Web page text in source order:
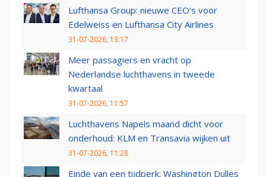
Lufthansa Group: nieuwe CEO’s voor
Edelweiss en Lufthansa City Airlines
31-07-2026, 13:17
Meer passagiers en vracht op
Nederlandse luchthavens in tweede
kwartaal
31-07-2026, 11:57
Luchthavens Napels maand dicht voor
onderhoud: KLM en Transavia wijken uit
31-07-2026, 11:28
Einde van een tijdperk: Washington Dulles